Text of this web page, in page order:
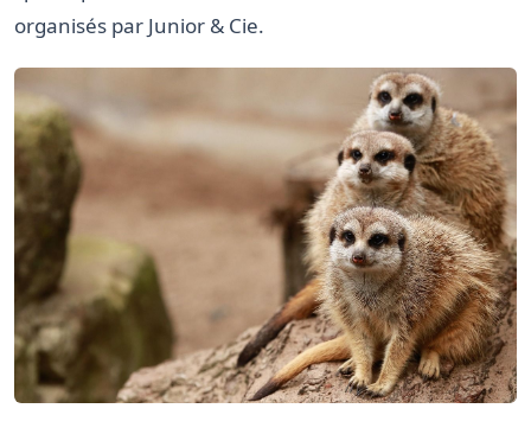
organisés par Junior & Cie.